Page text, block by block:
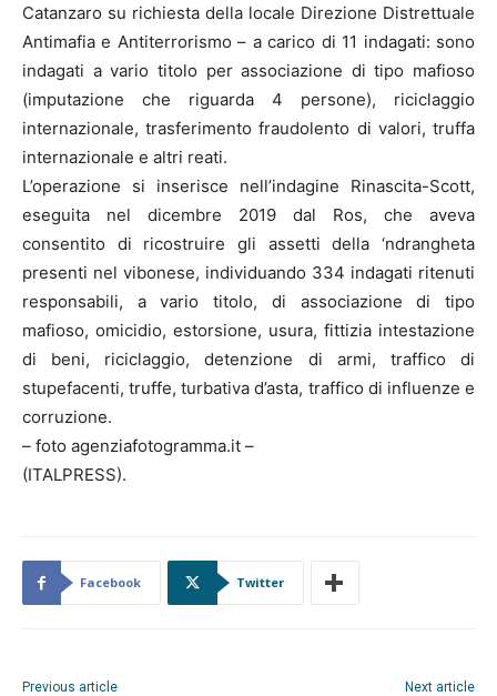
Catanzaro su richiesta della locale Direzione Distrettuale
Antimafia e Antiterrorismo – a carico di 11 indagati: sono
indagati a vario titolo per associazione di tipo mafioso
(imputazione che riguarda 4 persone), riciclaggio
internazionale, trasferimento fraudolento di valori, truffa
internazionale e altri reati.
L’operazione si inserisce nell’indagine Rinascita-Scott,
eseguita nel dicembre 2019 dal Ros, che aveva
consentito di ricostruire gli assetti della ‘ndrangheta
presenti nel vibonese, individuando 334 indagati ritenuti
responsabili, a vario titolo, di associazione di tipo
mafioso, omicidio, estorsione, usura, fittizia intestazione
di beni, riciclaggio, detenzione di armi, traffico di
stupefacenti, truffe, turbativa d’asta, traffico di influenze e
corruzione.
– foto agenziafotogramma.it –
(ITALPRESS).
Facebook Twitter
Previous article Next article